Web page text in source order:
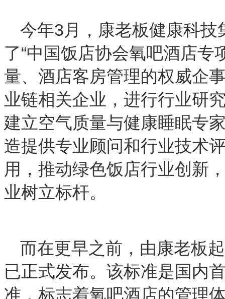
今年3月，康老板健康科
了“中国饭店协会氧吧酒店专
量、酒店客房管理的权威企
业链相关企业，进行行业研
建立空气质量与健康睡眠专
造提供专业顾问和行业技术
用，推动绿色饭店行业创新
业树立标杆。
而在更早之前，由康老板
已正式发布。该标准是国内
准，标志着氧吧酒店的管理